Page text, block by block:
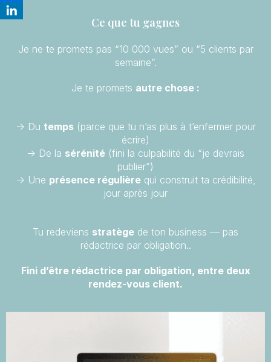
Ce que tu gagnes
Je ne te promets pas “10 000 vues” ou “5 clients par
semaine”.
Je te promets autre chose :
-> Du temps(parce que tu n’as plus à t’enfermer pour
écrire)
-> De la sérénité (fini la culpabilité du “je devrais
publier”)
-> Une présence régulièrequi construit ta crédibilité,
jour après jour
Tu redeviens stratège de ton business — pas
rédactrice par obligation..
Fini d’être rédactrice par obligation, entre deux
rendez-vous client.